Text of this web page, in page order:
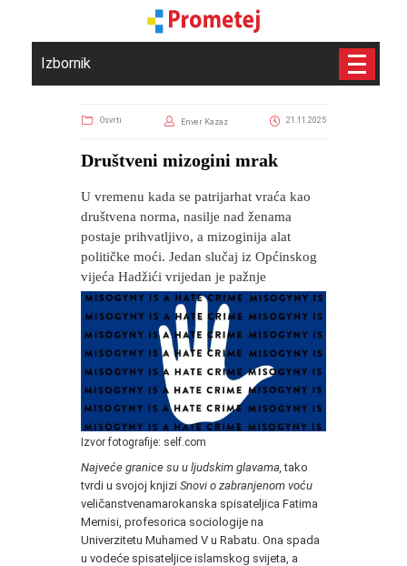
Izbornik
Osvrti Enver Kazaz 21.11.2025
​Društveni mizogini mrak
U vremenu kada se patrijarhat vraća kao
društvena norma, nasilje nad ženama
postaje prihvatljivo, a mizoginija alat
političke moći. Jedan slučaj iz Općinskog
vijeća Hadžići vrijedan je pažnje
Izvor fotografije: self.com
Najveće granice su u ljudskim glavama, tako
tvrdi u svojoj knjizi Snovi o zabranjenom voću
veličanstvenamarokanska spisateljica Fatima
Mernisi, profesorica sociologije na
Univerzitetu Muhamed V u Rabatu. Ona spada
u vodeće spisateljice islamskog svijeta, a